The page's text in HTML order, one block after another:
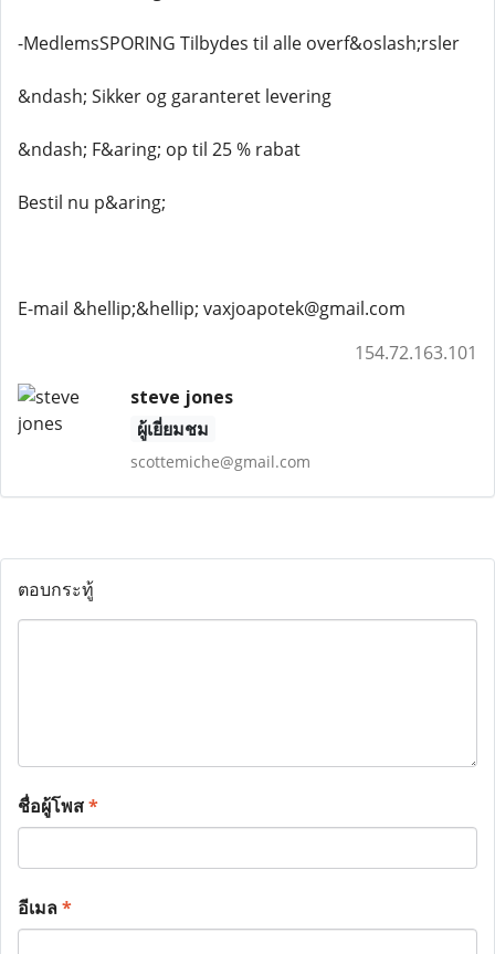
-MedlemsSPORING Tilbydes til alle overf&oslash;rsler
&ndash; Sikker og garanteret levering
&ndash; F&aring; op til 25 % rabat
Bestil nu p&aring;
E-mail &hellip;&hellip; vaxjoapotek@gmail.com
154.72.163.101
steve jones
ผู้เยี่ยมชม
scottemiche@gmail.com
ตอบกระทู้
ชื่อผู้โพส*
อีเมล*